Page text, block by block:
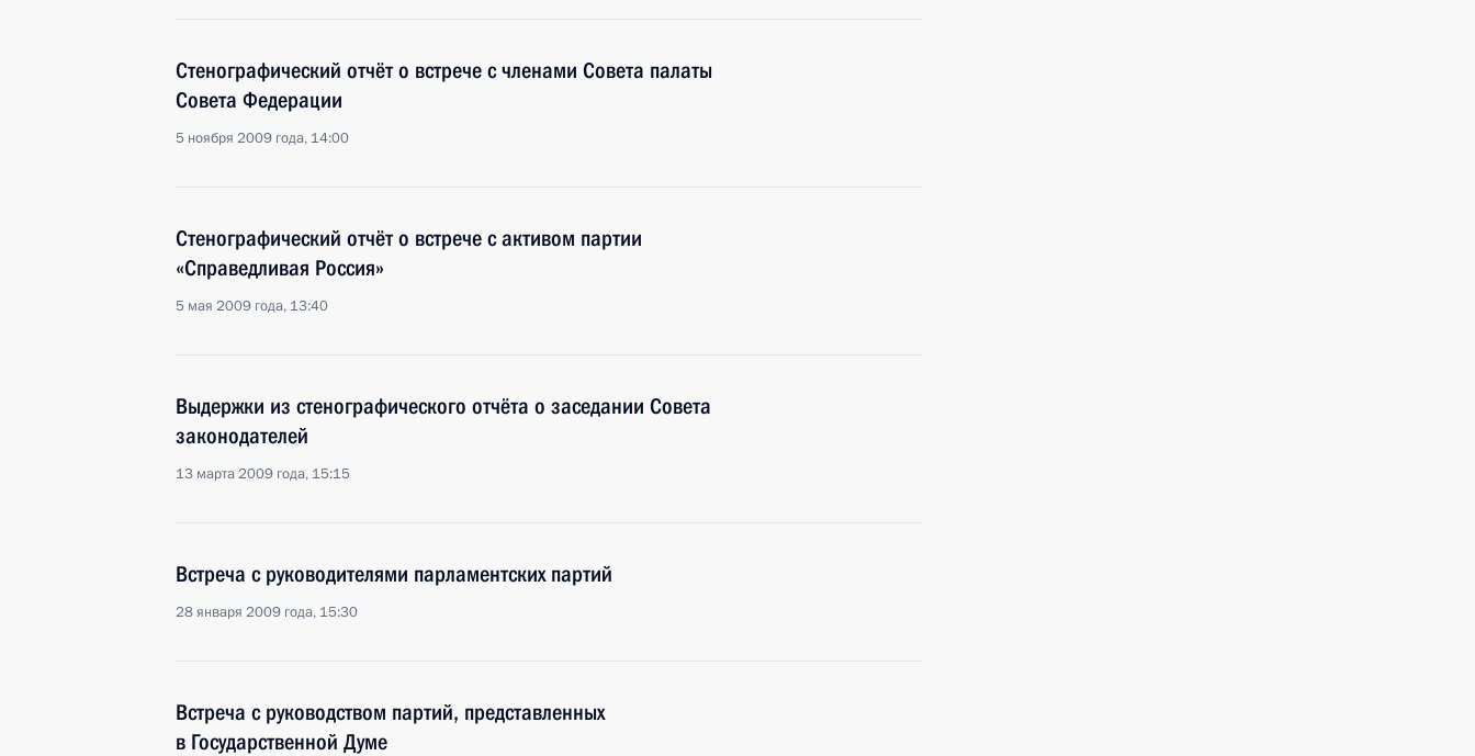
Стенографический отчёт о встрече с членами Совета палаты
Совета Федерации
5 ноября 2009 года, 14:00
Стенографический отчёт о встрече с активом партии
«Справедливая Россия»
5 мая 2009 года, 13:40
Выдержки из стенографического отчёта о заседании Совета
законодателей
13 марта 2009 года, 15:15
Встреча с руководителями парламентских партий
28 января 2009 года, 15:30
Встреча с руководством партий, представленных
в Государственной Думе